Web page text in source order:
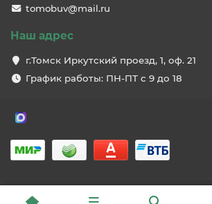
tomobuv@mail.ru
Наш адрес
г.Томск Иркутский проезд, 1, оф. 21
График работы: ПН-ПТ с 9 до 18